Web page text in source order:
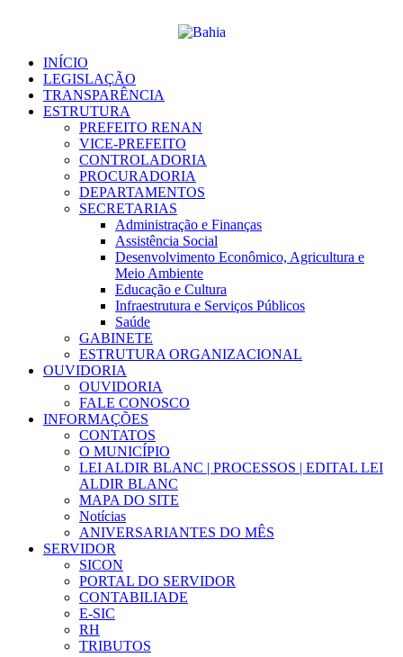
conteúdoINÍCIO
LEGISLAÇÃO
TRANSPARÊNCIA
ESTRUTURA
PREFEITO RENAN
VICE-PREFEITO
CONTROLADORIA
PROCURADORIA
DEPARTAMENTOS
SECRETARIAS
Administração e Finanças
Assistência Social
Desenvolvimento Econômico, Agricultura e
Meio Ambiente
Educação e Cultura
Infraestrutura e Serviços Públicos
Saúde
GABINETE
ESTRUTURA ORGANIZACIONAL
OUVIDORIA
OUVIDORIA
FALE CONOSCO
INFORMAÇÕES
CONTATOS
O MUNICÍPIO
LEI ALDIR BLANC | PROCESSOS | EDITAL LEI
ALDIR BLANC
MAPA DO SITE
Notícias
ANIVERSARIANTES DO MÊS
SERVIDOR
SICON
PORTAL DO SERVIDOR
CONTABILIADE
E-SIC
RH
TRIBUTOS